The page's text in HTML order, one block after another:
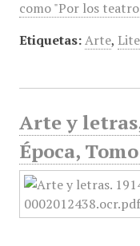
como "Por los
Etiquetas: Arte,
Arte y
Época,